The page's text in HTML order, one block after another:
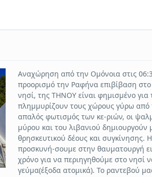
Αναχώρηση από την Ομόνοια στις
προορισμό την Ραφήνα επιβίβαση
νησί, της ΤΗΝΟΥ είναι φημισμένο για
πλημμυρίζουν τους χώρους γύρω από
απαλός φωτισμός των κε-ριών, οι
μύρου και του λιβανιού
θρησκευτικού δέους και
προσκυνή-σουμε στην θαυματουργή
χρόνο για να περιηγηθούμε στο νησί
γεύμα(έξοδα ατομικά). Το ραντεβού